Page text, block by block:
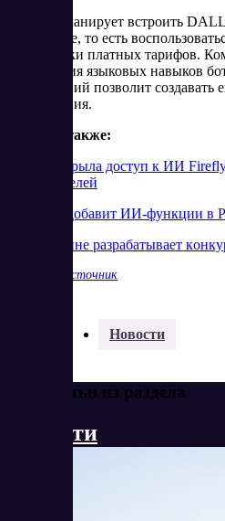
OpenAI планирует встроить
и Enterprise, то есть
подписчики платных тарифов.
комбинация языковых навыков
изображений позволит создавать
изображения.
Читайте также:
Adobe открыла доступ к ИИ
пользователей
Microsoft добавит ИИ-функции в
Apple втайне paзpaбaтывaeт
Показать источник
Новости
Еще статьи из раздела
Новости